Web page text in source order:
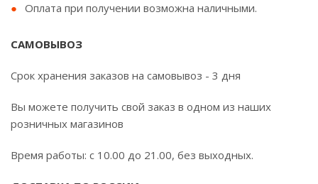
Оплата при получении возможна наличными.
САМОВЫВОЗ
Срок хранения заказов на самовывоз - 3 дня
Вы можете получить свой заказ в одном из наших
розничных магазинов
Время работы: с 10.00 до 21.00, без выходных.